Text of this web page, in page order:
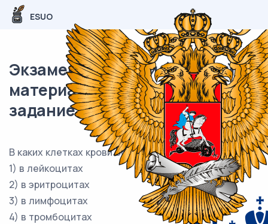
ESUO
Экзаменационный (типовой)
материал ОГЭ / Биология / 15
задание (24) / 57
В каких клетках крови образуется оксигемоглобин?
1) в лейкоцитах
2) в эритроцитах
3) в лимфоцитах
4) в тромбоцитах